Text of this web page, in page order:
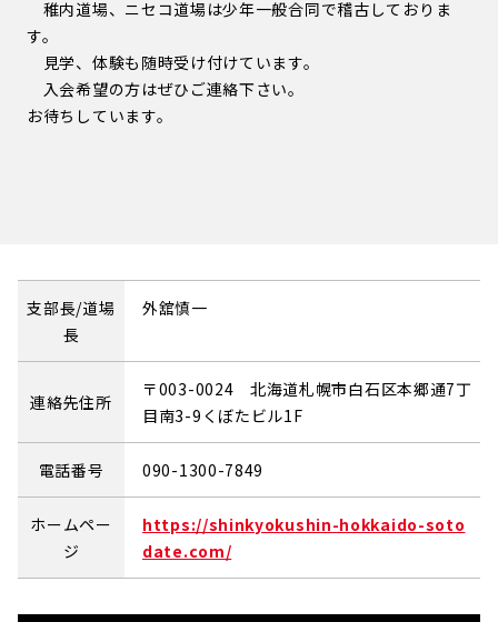
稚内道場、ニセコ道場は少年一般合同で稽古しておりま
す。
見学、体験も随時受け付けています。
入会希望の方はぜひご連絡下さい。
お待ちしています。
支部長/道場
長
外舘慎一
連絡先住所
〒003-0024 北海道札幌市白石区本郷通7丁
目南3-9くぼたビル1F
電話番号 090-1300-7849
ホームペー
ジ
https://shinkyokushin-hokkaido-soto
date.com/